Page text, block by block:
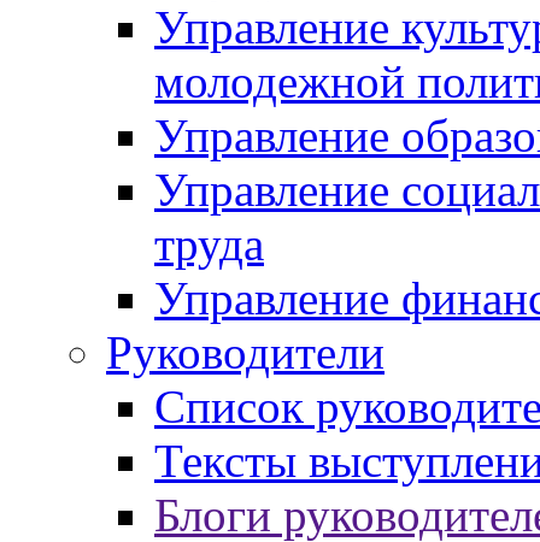
Управление
молодежной
Управление
Управление
труда
Управление
Руководители
Список
Тексты
Блоги